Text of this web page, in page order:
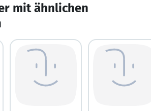
mit ähnlichen